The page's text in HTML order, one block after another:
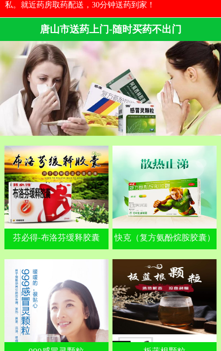
私。就近药房取药配送，30分钟送药到家！
唐山市送药上门-随时买药不出门
芬必得-布洛芬缓释胶囊 快克（复方氨酚烷胺胶囊）